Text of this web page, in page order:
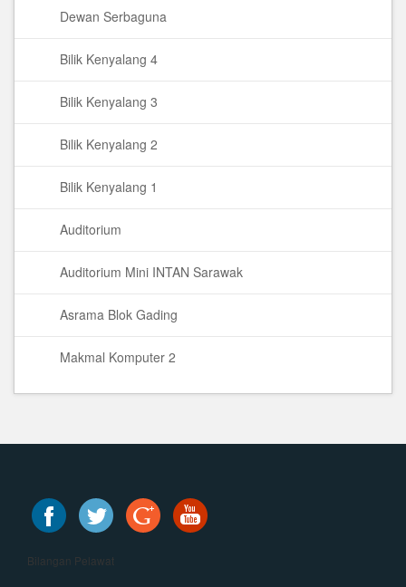
Dewan Serbaguna
Bilik Kenyalang 4
Bilik Kenyalang 3
Bilik Kenyalang 2
Bilik Kenyalang 1
Auditorium
Auditorium Mini INTAN Sarawak
Asrama Blok Gading
Makmal Komputer 2
Bilangan Pelawat